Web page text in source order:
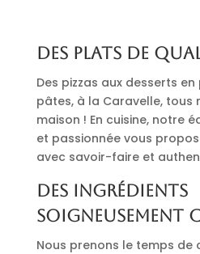
Des plats de
Des pizzas aux desserts
pâtes, à la Caravelle, tous
maison ! En cuisine, notre
et passionnée vous
avec savoir-faire et
Des ingrédients
soigneusement
Nous prenons le temps de